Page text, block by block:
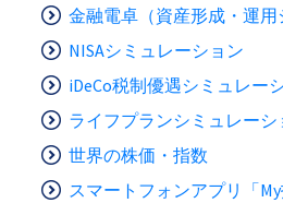
金融電卓（資産形成・運用
NISAシミュレーション
iDeCo税制優遇シミュレー
ライフプランシミュレーシ
世界の株価・指数
スマートフォンアプリ「My